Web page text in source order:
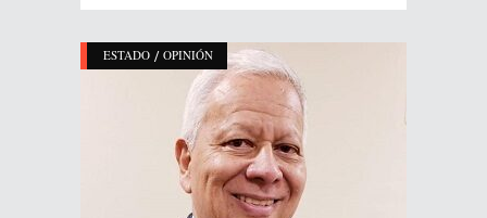
ESTADO / OPINIÓN